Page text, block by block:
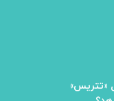
«تتریس»